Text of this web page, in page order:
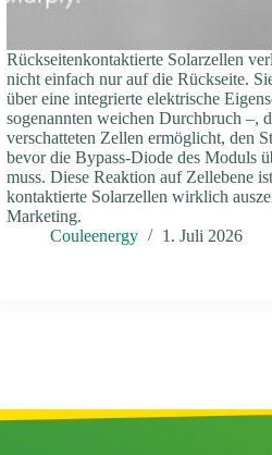
Rückseitenkontaktierte Solarzellen
nicht einfach nur auf die Rückseite.
über eine integrierte elektrische
sogenannten weichen Durchbruch –,
verschatteten Zellen ermöglicht, den
bevor die Bypass-Diode des Moduls
muss. Diese Reaktion auf Zellebene
kontaktierte Solarzellen wirklich
Marketing.
Couleenergy
1. Juli 2026